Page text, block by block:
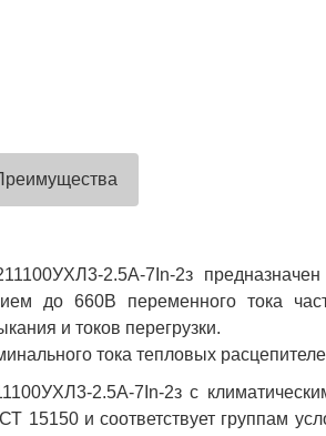
2.5А-7In-2з
до 660В переменного тока
и токов перегрузки.
тока тепловых
2.5А-7In-2з с
15150 и соответствует группам